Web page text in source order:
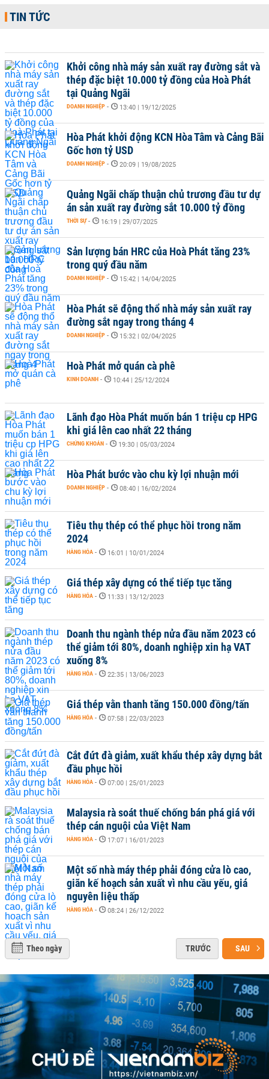
TIN TỨC
Khởi công nhà máy sản xuất ray đường sắt và
thép đặc biệt 10.000 tỷ đồng của Hoà Phát
tại Quảng Ngãi
DOANH NGHIỆP - 13:40 | 19/12/2025
Hòa Phát khởi động KCN Hòa Tâm và Cảng Bãi
Gốc hơn tỷ USD
DOANH NGHIỆP - 20:09 | 19/08/2025
Quảng Ngãi chấp thuận chủ trương đầu tư dự
án sản xuất ray đường sắt 10.000 tỷ đồng
THỜI SỰ - 16:19 | 29/07/2025
Sản lượng bán HRC của Hoà Phát tăng 23%
trong quý đầu năm
DOANH NGHIỆP - 15:42 | 14/04/2025
Hòa Phát sẽ động thổ nhà máy sản xuất ray
đường sắt ngay trong tháng 4
DOANH NGHIỆP - 15:32 | 02/04/2025
Hoà Phát mở quán cà phê
KINH DOANH - 10:44 | 25/12/2024
Lãnh đạo Hòa Phát muốn bán 1 triệu cp HPG
khi giá lên cao nhất 22 tháng
CHỨNG KHOÁN - 19:30 | 05/03/2024
Hòa Phát bước vào chu kỳ lợi nhuận mới
DOANH NGHIỆP - 08:40 | 16/02/2024
Tiêu thụ thép có thể phục hồi trong năm
2024
HÀNG HÓA - 16:01 | 10/01/2024
Giá thép xây dựng có thể tiếp tục tăng
HÀNG HÓA - 11:33 | 13/12/2023
Doanh thu ngành thép nửa đầu năm 2023 có
thể giảm tới 80%, doanh nghiệp xin hạ VAT
xuống 8%
HÀNG HÓA - 22:35 | 13/06/2023
Giá thép vằn thanh tăng 150.000 đồng/tấn
HÀNG HÓA - 07:58 | 22/03/2023
Cắt đứt đà giảm, xuất khẩu thép xây dựng bắt
đầu phục hồi
HÀNG HÓA - 07:00 | 25/01/2023
Malaysia rà soát thuế chống bán phá giá với
thép cán nguội của Việt Nam
HÀNG HÓA - 17:07 | 16/01/2023
Một số nhà máy thép phải đóng cửa lò cao,
giãn kế hoạch sản xuất vì nhu cầu yếu, giá
nguyên liệu thấp
HÀNG HÓA - 08:24 | 26/12/2022
Theo ngày TRƯỚC SAU